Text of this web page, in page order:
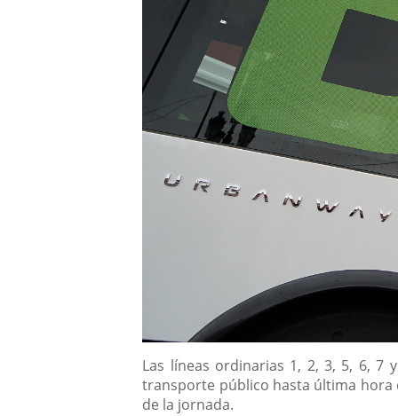
Descripción
Las líneas ordinarias 1, 2, 3, 5, 6, 7
transporte público hasta última hora
de la jornada.